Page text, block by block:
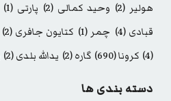
هولیر (2) وحید کمالی (2) پارتی (1)
قبادی (4) چمر (1) کتایون جافری (2)
(4)
کرونا(690) گاره(2) یدالله بلدی(2)
دسته بندی ها